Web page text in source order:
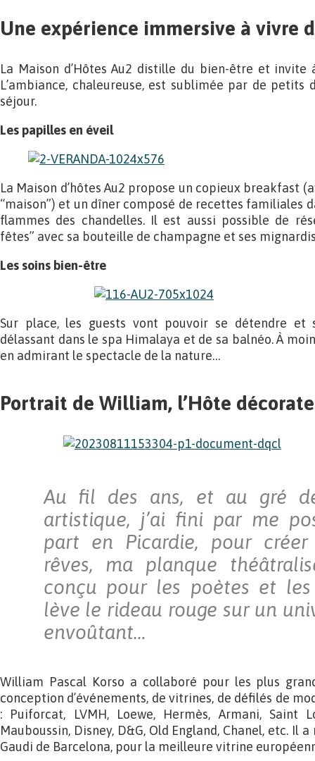
Une expérience immersive à vivre
La Maison d’Hôtes Au2 distille du bien-être et
L’ambiance, chaleureuse, est sublimée par de
séjour.
Les papilles en éveil
La Maison d’hôtes Au2 propose un copieux breakfast
“maison”) et un dîner composé de recettes familiales
flammes des chandelles. Il est aussi possible de
fêtes” avec sa bouteille de champagne et ses
Les soins bien-être
Sur place, les guests vont pouvoir se détendre et
délassant dans le spa Himalaya et de sa balnéo. À
en admirant le spectacle de la nature…
Portrait de William, l’Hôte
Au fil des ans, et au gré
artistique, j’ai fini par me
part en Picardie, pour
rêves, ma planque
conçu pour les poètes et
lève le rideau rouge sur un
envoûtant…
William Pascal Korso a collaboré pour les plus
conception d’événements, de vitrines, de défilés de
: Puiforcat, LVMH, Loewe, Hermès, Armani, Saint
Mauboussin, Disney, D&G, Old England, Chanel, etc.
Gaudi de Barcelona, pour la meilleure vitrine